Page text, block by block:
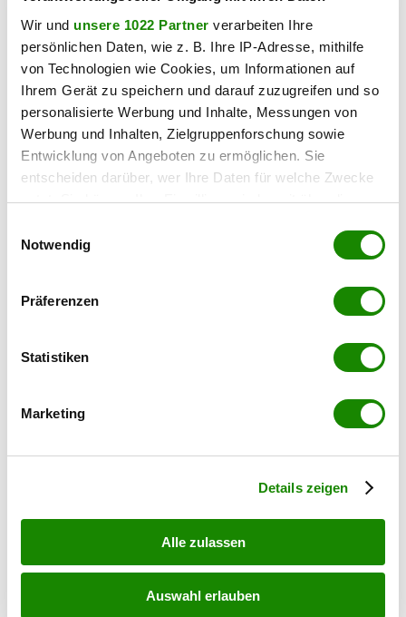
Wir und unsere 1022 Partner verarbeiten Ihre
persönlichen Daten, wie z. B. Ihre IP-Adresse, mithilfe
von Technologien wie Cookies, um Informationen auf
Ihrem Gerät zu speichern und darauf zuzugreifen und so
personalisierte Werbung und Inhalte, Messungen von
Werbung und Inhalten, Zielgruppenforschung sowie
Entwicklung von Angeboten zu ermöglichen. Sie
entscheiden darüber, wer Ihre Daten für welche Zwecke
nutzt. Sie können Ihre Einwilligung jederzeit über die
Trigger Symbol ändern oder widerrufen
Informationen über Ihre geografische Lage
können
bestimmten Merkmalen (Fingerprinting) identifizieren
Erfahren Sie mehr darüber, wie Ihre persönlichen Daten
Notwendig
Präferenzen
Statistiken
Marketing
Details zeigen
Alle zulassen
Auswahl erlauben
sport
Bei Kantersieg: ÖFB-Debütant
trifft
Die österreichische
ÖFB-Star über Krebs: „Ich
habe geweint”